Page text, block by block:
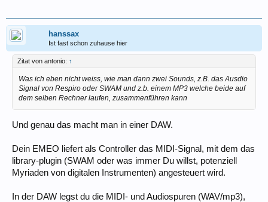
hanssax
Ist fast schon zuhause hier
Zitat von antonio: ↑
Was ich eben nicht weiss, wie man dann zwei Sounds, z.B. das Ausdio
Signal von Respiro oder SWAM und z.b. einem MP3 welche beide auf
dem selben Rechner laufen, zusammenführen kann
Und genau das macht man in einer DAW.
Dein EMEO liefert als Controller das MIDI-Signal, mit dem das
library-plugin (SWAM oder was immer Du willst, potenziell
Myriaden von digitalen Instrumenten) angesteuert wird.
In der DAW legst du die MIDI- und Audiospuren (WAV/mp3),